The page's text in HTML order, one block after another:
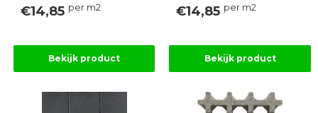
Grind
Halfverharding
€14,85 per m2
Bekijk product
€14,85 per m2
Bekijk product